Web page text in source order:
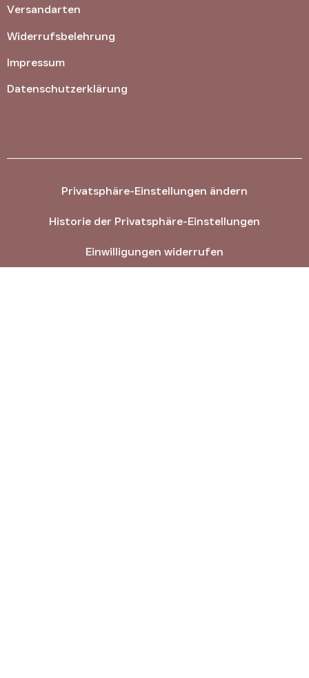
Versandarten
Widerrufsbelehrung
Impressum
Datenschutzerklärung
Privatsphäre-Einstellungen ändern
Historie der Privatsphäre-Einstellungen
Einwilligungen widerrufen